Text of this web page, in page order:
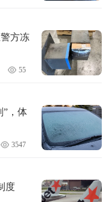
方冻
55
”，体
3547
度